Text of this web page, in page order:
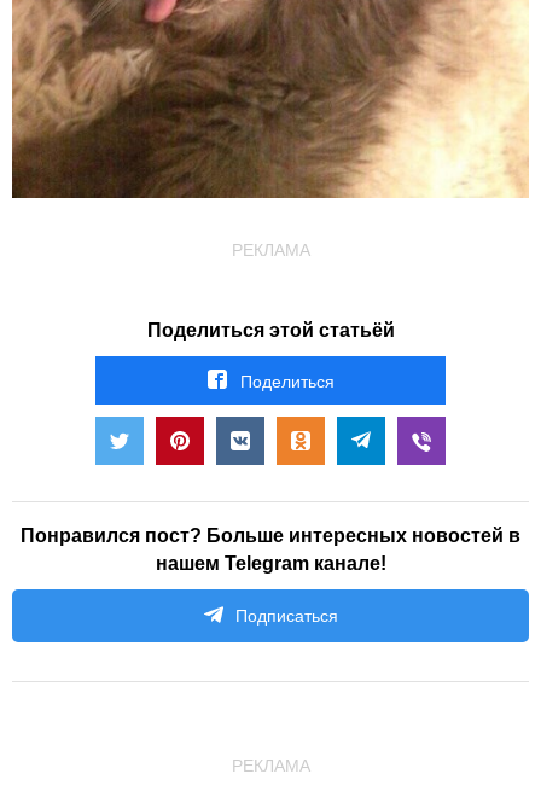
РЕКЛАМА
Поделиться этой статьёй
Поделиться
Понравился пост? Больше интересных новостей в
нашем Telegram канале!
Подписаться
РЕКЛАМА